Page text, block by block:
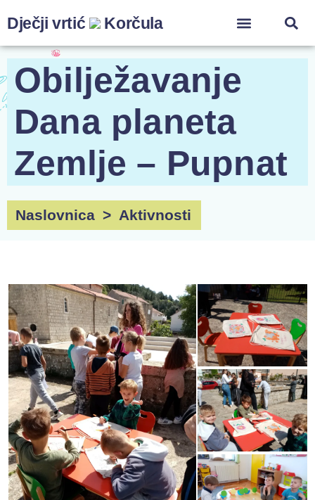
Dječji vrtić Korčula
Obilježavanje
Dana planeta
Zemlje – Pupnat
Naslovnica > Aktivnosti